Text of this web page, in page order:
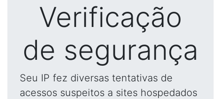
Verificação
de segurança
Seu IP fez diversas tentativas de
acessos suspeitos a sites hospedados